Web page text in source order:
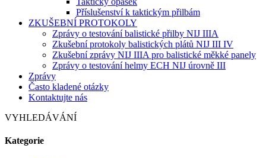
Příslušenství k taktickým přilbám
ZKUŠEBNÍ PROTOKOLY
Zprávy o testování balistické přilby NIJ IIIA
Zkušební protokoly balistických plátů NIJ III IV
Zkušební zprávy NIJ IIIA pro balistické měkké panely
Zprávy o testování helmy ECH NIJ úrovně III
Zprávy
Často kladené otázky
Kontaktujte nás
VYHLEDÁVÁNÍ
Kategorie